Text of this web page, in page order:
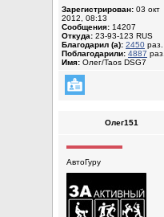
Зарегистрирован: 03 окт
2012, 08:13
Сообщения: 14207
Откуда: 23-93-123 RUS
Благодарил (а): 2450 раз.
Поблагодарили: 4887 раз.
Имя: Олег/Taos DSG7
Олег151
АвтоГуру